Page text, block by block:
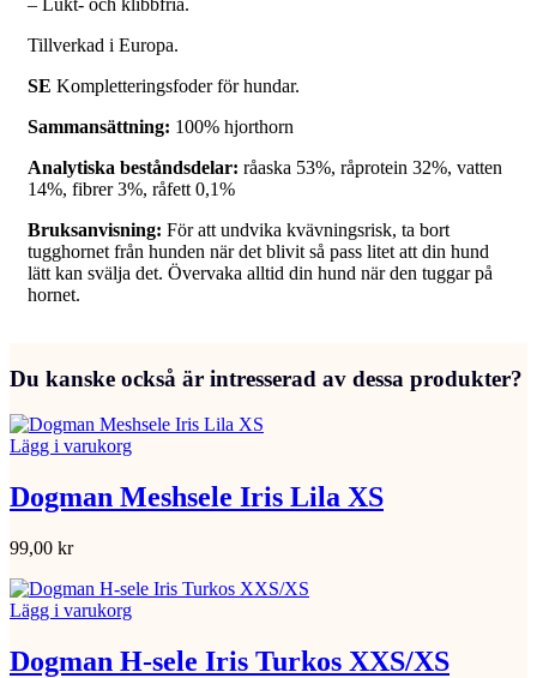
Tillverkad i Europa.
SE Kompletteringsfoder för hundar.
Sammansättning: 100% hjorthorn
Analytiska beståndsdelar: råaska 53%, råprotein 32%, vatten
14%, fibrer 3%, råfett 0,1%
Bruksanvisning: För att undvika kvävningsrisk, ta bort
tugghornet från hunden när det blivit så pass litet att din hund
lätt kan svälja det. Övervaka alltid din hund när den tuggar på
hornet.
Du kanske också är intresserad av dessa produkter?
Lägg i varukorg
Dogman Meshsele Iris Lila XS
99,00 kr
Lägg i varukorg
Dogman H-sele Iris Turkos XXS/XS